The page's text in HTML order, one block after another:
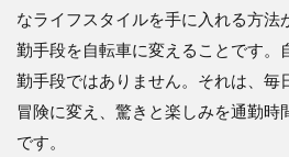
なライフスタイルを手に入れる方法
勤手段を自転車に変えることです。
勤手段ではありません。それは、毎
冒険に変え、驚きと楽しみを通勤時
です。